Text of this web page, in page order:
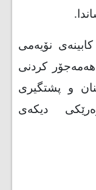
.
نۆیەمی
كردنی
و پشتگیری
دیكەی